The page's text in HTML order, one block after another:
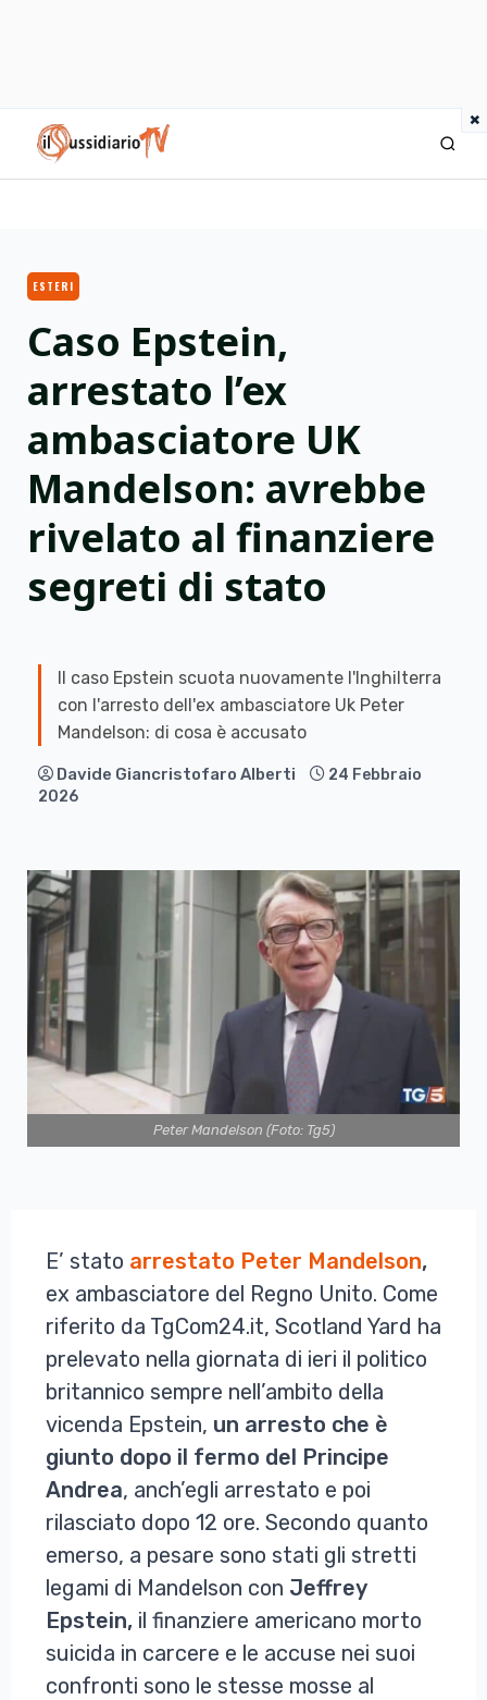
×
IlSussidiario TV
ESTERI
Caso Epstein,
arrestato l’ex
ambasciatore UK
Mandelson: avrebbe
rivelato al finanziere
segreti di stato
Il caso Epstein scuota nuovamente l'Inghilterra
con l'arresto dell'ex ambasciatore Uk Peter
Mandelson: di cosa è accusato
Davide Giancristofaro Alberti
24 Febbraio
2026
Peter Mandelson (Foto: Tg5)
E’ stato arrestato Peter Mandelson,
ex ambasciatore del Regno Unito. Come
riferito da TgCom24.it, Scotland Yard ha
prelevato nella giornata di ieri il politico
britannico sempre nell’ambito della
vicenda Epstein, un arresto che è
giunto dopo il fermo del Principe
Andrea, anch’egli arrestato e poi
rilasciato dopo 12 ore. Secondo quanto
emerso, a pesare sono stati gli stretti
legami di Mandelson con Jeffrey
Epstein, il finanziere americano morto
suicida in carcere e le accuse nei suoi
confronti sono le stesse mosse al